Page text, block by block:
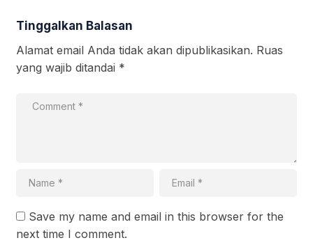
Tinggalkan Balasan
Alamat email Anda tidak akan dipublikasikan. Ruas
yang wajib ditandai *
Save my name and email in this browser for the
next time I comment.